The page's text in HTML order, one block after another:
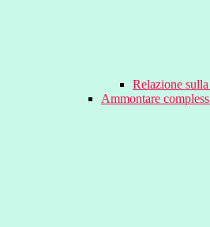
Relazione
Ammontare